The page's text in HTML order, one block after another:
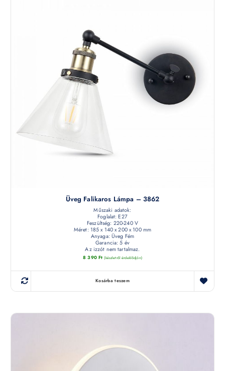
Üveg Falikaros Lámpa – 3862
Műszaki adatok:
Foglalat: E27
Feszültség: 220-240 V
Méret: 185 x 140 x 200 x 100 mm
Anyaga: Üveg Fém
Garancia: 5 év
Az izzót nem tartalmaz.
8 390 Ft (készletről érdeklődjön)
Kosárba teszem